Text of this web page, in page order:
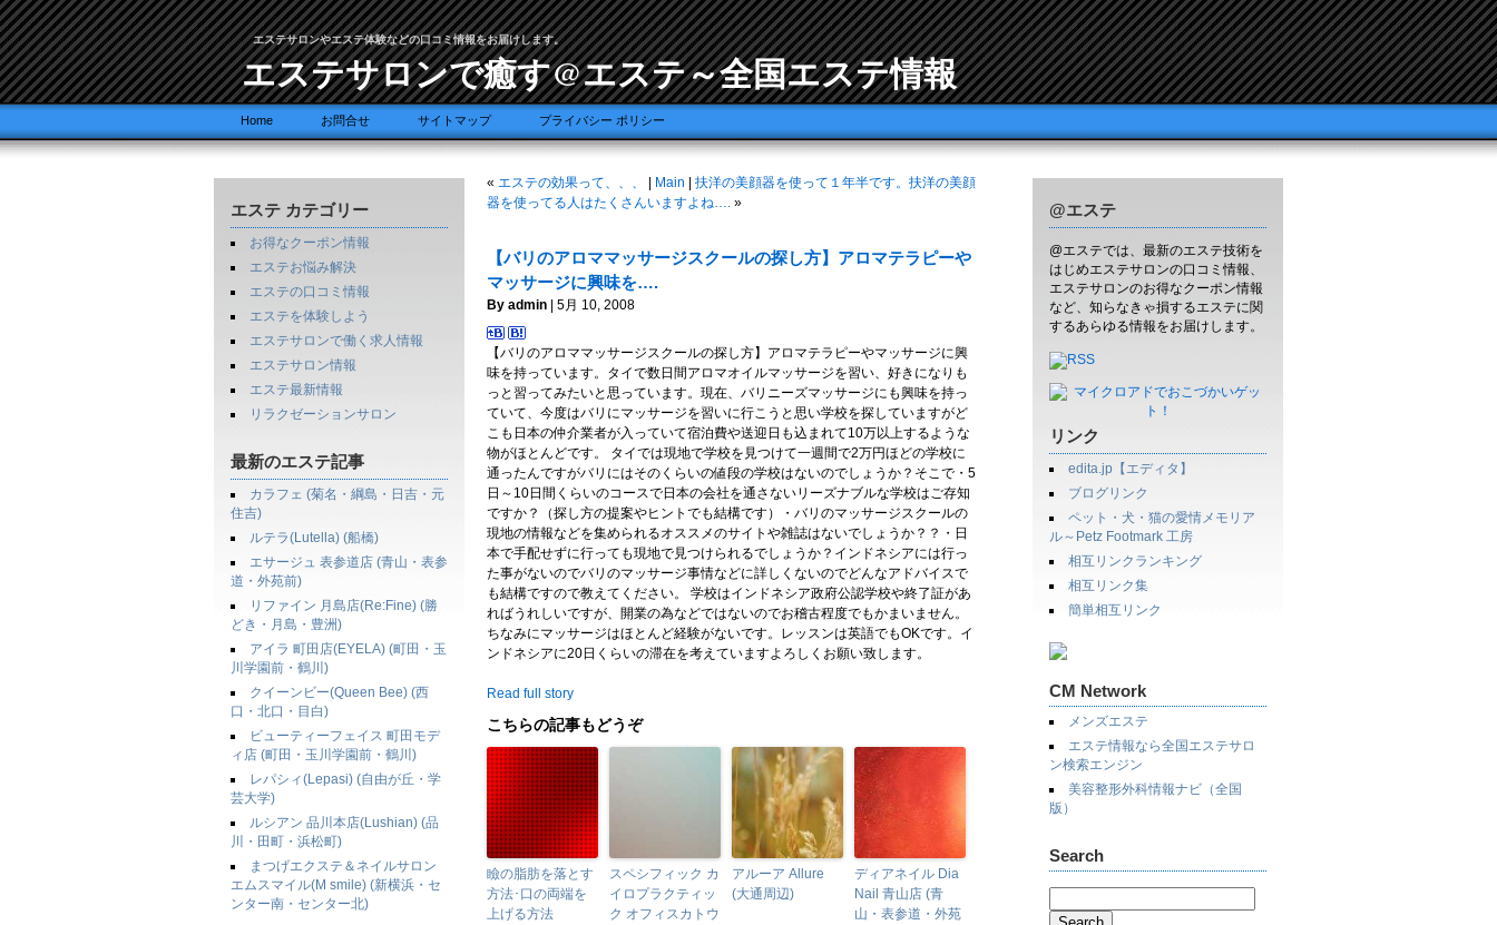
エステサロンやエステ体験などの口コミ情報をお届けします。
エステサロンで癒す@エステ～全国エステ情報
Home お問合せ サイトマップ プライバシー ポリシー
エステ カテゴリー
お得なクーポン情報
エステお悩み解決
エステの口コミ情報
エステを体験しよう
エステサロンで働く求人情報
エステサロン情報
エステ最新情報
リラクゼーションサロン
最新のエステ記事
カラフェ (菊名・綱島・日吉・元
住吉)
ルテラ(Lutella) (船橋)
エサージュ 表参道店 (青山・表参
道・外苑前)
リファイン 月島店(Re:Fine) (勝
どき・月島・豊洲)
アイラ 町田店(EYELA) (町田・玉
川学園前・鶴川)
クイーンビー(Queen Bee) (西
口・北口・目白)
ビューティーフェイス 町田モデ
ィ店 (町田・玉川学園前・鶴川)
レパシィ(Lepasi) (自由が丘・学
芸大学)
ルシアン 品川本店(Lushian) (品
川・田町・浜松町)
まつげエクステ＆ネイルサロン
エムスマイル(M smile) (新横浜・セ
ンター南・センター北)
@エステ
@エステでは、最新のエステ技術を
はじめエステサロンの口コミ情報、
エステサロンのお得なクーポン情報
など、知らなきゃ損するエステに関
するあらゆる情報をお届けします。
リンク
edita.jp【エディタ】
ブログリンク
ペット・犬・猫の愛情メモリア
ル～Petz Footmark 工房
相互リンクランキング
相互リンク集
簡単相互リンク
CM Network
メンズエステ
エステ情報なら全国エステサロ
ン検索エンジン
美容整形外科情報ナビ（全国
版）
Search
« エステの効果って、、、 Main
扶洋の美顔器を使って１年半です。扶洋の美顔
器を使ってる人はたくさんいますよね…. »
【バリのアロママッサージスクールの探し方】アロマテラピーや
マッサージに興味を….
By admin | 5月 10, 2008
【バリのアロママッサージスクールの探し方】アロマテラピーやマッサージに興
味を持っています。タイで数日間アロマオイルマッサージを習い、好きになりも
っと習ってみたいと思っています。現在、バリニーズマッサージにも興味を持っ
ていて、今度はバリにマッサージを習いに行こうと思い学校を探していますがど
こも日本の仲介業者が入っていて宿泊費や送迎日も込まれて10万以上するような
物がほとんどです。 タイでは現地で学校を見つけて一週間で2万円ほどの学校に
通ったんですがバリにはそのくらいの値段の学校はないのでしょうか？そこで・5
日～10日間くらいのコースで日本の会社を通さないリーズナブルな学校はご存知
ですか？（探し方の提案やヒントでも結構です）・バリのマッサージスクールの
現地の情報などを集められるオススメのサイトや雑誌はないでしょうか？？・日
本で手配せずに行っても現地で見つけられるでしょうか？インドネシアには行っ
た事がないのでバリのマッサージ事情などに詳しくないのでどんなアドバイスで
も結構ですので教えてください。 学校はインドネシア政府公認学校や終了証があ
ればうれしいですが、開業の為などではないのでお稽古程度でもかまいません。
ちなみにマッサージはほとんど経験がないです。レッスンは英語でもOKです。イ
ンドネシアに20日くらいの滞在を考えていますよろしくお願い致します。
Read full story
こちらの記事もどうぞ
瞼の脂肪を落とす
方法･口の両端を
上げる方法
スペシフィック カ
イロプラクティッ
ク オフィスカトウ
アルーア Allure
(大通周辺)
ディアネイル Dia
Nail 青山店 (青
山・表参道・外苑